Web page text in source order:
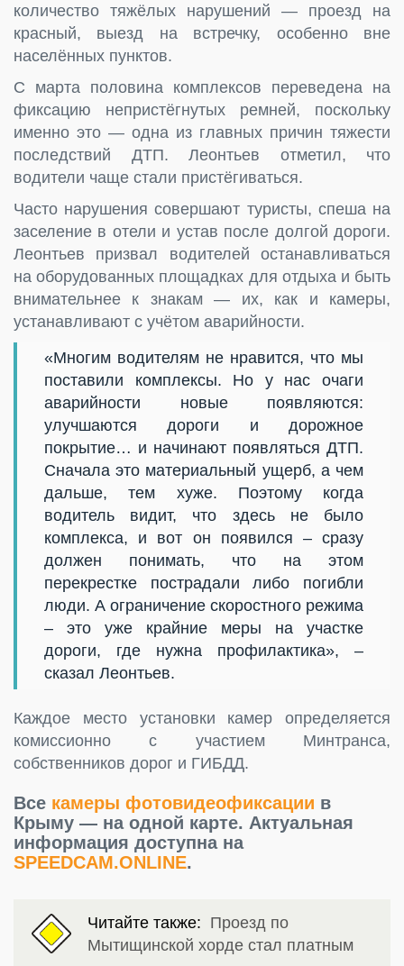
количество тяжёлых нарушений — проезд на
красный, выезд на встречку, особенно вне
населённых пунктов.
С марта половина комплексов переведена на
фиксацию непристёгнутых ремней, поскольку
именно это — одна из главных причин тяжести
последствий ДТП. Леонтьев отметил, что
водители чаще стали пристёгиваться.
Часто нарушения совершают туристы, спеша на
заселение в отели и устав после долгой дороги.
Леонтьев призвал водителей останавливаться
на оборудованных площадках для отдыха и быть
внимательнее к знакам — их, как и камеры,
устанавливают с учётом аварийности.
«Многим водителям не нравится, что мы
поставили комплексы. Но у нас очаги
аварийности новые появляются:
улучшаются дороги и дорожное
покрытие… и начинают появляться ДТП.
Сначала это материальный ущерб, а чем
дальше, тем хуже. Поэтому когда
водитель видит, что здесь не было
комплекса, и вот он появился – сразу
должен понимать, что на этом
перекрестке пострадали либо погибли
люди. А ограничение скоростного режима
– это уже крайние меры на участке
дороги, где нужна профилактика», –
сказал Леонтьев.
Каждое место установки камер определяется
комиссионно с участием Минтранса,
собственников дорог и ГИБДД.
Все камеры фотовидеофиксации в
Крыму — на одной карте. Актуальная
информация доступна на
SPEEDCAM.ONLINE.
Читайте также: Проезд по
Мытищинской хорде стал платным